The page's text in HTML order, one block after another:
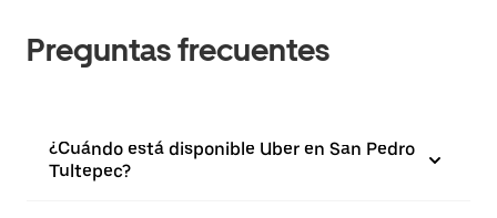
Preguntas frecuentes
¿Cuándo está disponible Uber en San Pedro
Tultepec?